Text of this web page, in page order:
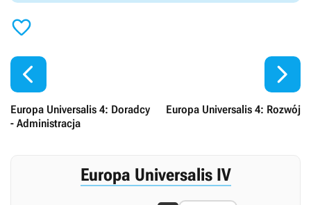


Europa Universalis 4: Doradcy
- Administracja
Europa Universalis 4: Rozwój

Europa Universalis IV